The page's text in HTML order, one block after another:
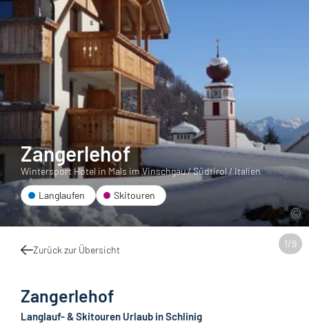
1/9
Zangerlehof
Wintersport Hotel in Mals im Vinschgau / Südtirol / Italien
Langlaufen Skitouren
Zurück zur Übersicht
Zangerlehof
Langlauf- & Skitouren Urlaub in Schlinig